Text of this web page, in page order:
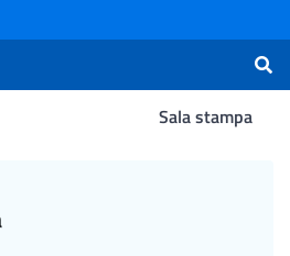
Sala stampa